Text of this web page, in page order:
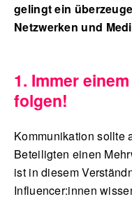
gelingt ein
Netzwerken und
1. Immer
folgen!
Kommunikation sollte
Beteiligten einen
ist in diesem
Influencer:innen